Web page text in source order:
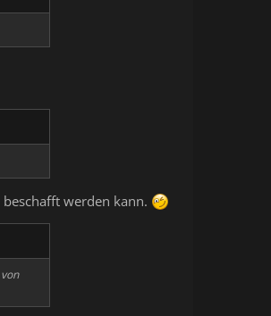
beschafft werden kann.